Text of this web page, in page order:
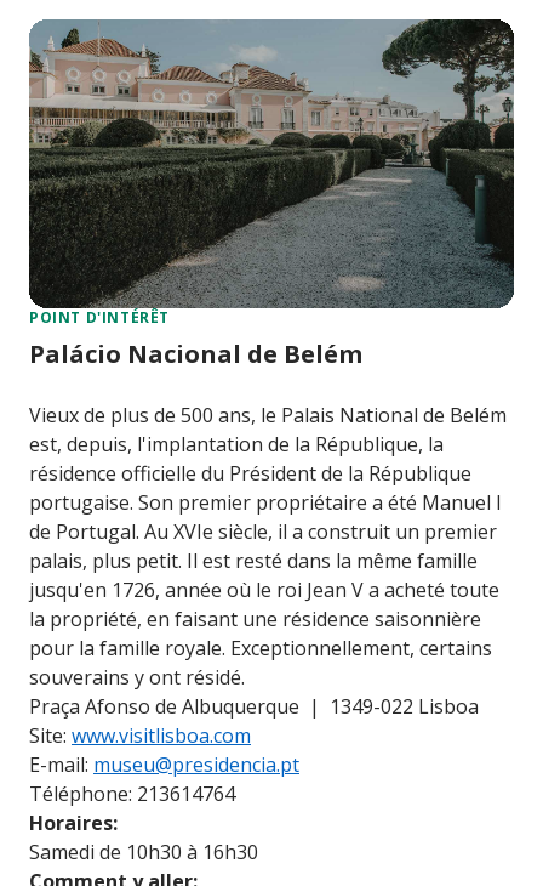
POINT D'INTÉRÊT
Palácio Nacional de Belém
Vieux de plus de 500 ans, le Palais National de Belém
est, depuis, l'implantation de la République, la
résidence officielle du Président de la République
portugaise. Son premier propriétaire a été Manuel I
de Portugal. Au XVIe siècle, il a construit un premier
palais, plus petit. Il est resté dans la même famille
jusqu'en 1726, année où le roi Jean V a acheté toute
la propriété, en faisant une résidence saisonnière
pour la famille royale. Exceptionnellement, certains
souverains y ont résidé.
Praça Afonso de Albuquerque | 1349-022 Lisboa
Site: www.visitlisboa.com
E-mail: museu@presidencia.pt
Téléphone: 213614764
Horaires:
Samedi de 10h30 à 16h30